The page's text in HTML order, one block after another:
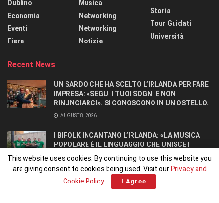
Dublino
Economia
Eventi
Fiere
Musica
Networking
Networking
Notizie
Storia
Tour Guidati
Università
Recent News
UN SARDO CHE HA SCELTO L’IRLANDA PER FARE
IMPRESA: «SEGUI I TUOI SOGNI E NON
RINUNCIARCI». SI CONOSCONO IN UN OSTELLO.
AUGUST 8, 2026
I BIFOLK INCANTANO L’IRLANDA: «LA MUSICA
POPOLARE È IL LINGUAGGIO CHE UNISCE I
POPOLI»
JULY 31, 2026
This website uses cookies. By continuing to use this website you
are giving consent to cookies being used. Visit our Privacy and
Cookie Policy. I Agree